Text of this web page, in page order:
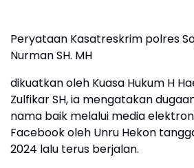
Peryataan Kasatreskrim polres
Nurman SH. MH
dikuatkan oleh Kuasa Hukum H
Zulfikar SH, ia mengatakan
nama baik melalui media
Facebook oleh Unru Hekon
2024 lalu terus berjalan.